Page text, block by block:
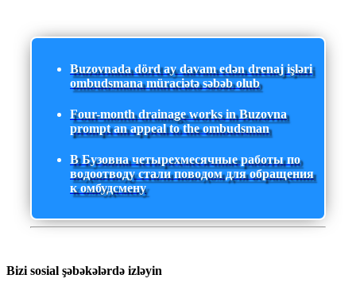
Buzovnada dörd ay davam edən drenaj işləri
ombudsmana müraciətə səbəb olub
Four-month drainage works in Buzovna
prompt an appeal to the ombudsman
В Бузовна четырехмесячные работы по
водоотводу стали поводом для обращения
к омбудсмену
Bizi sosial şəbəkələrdə izləyin